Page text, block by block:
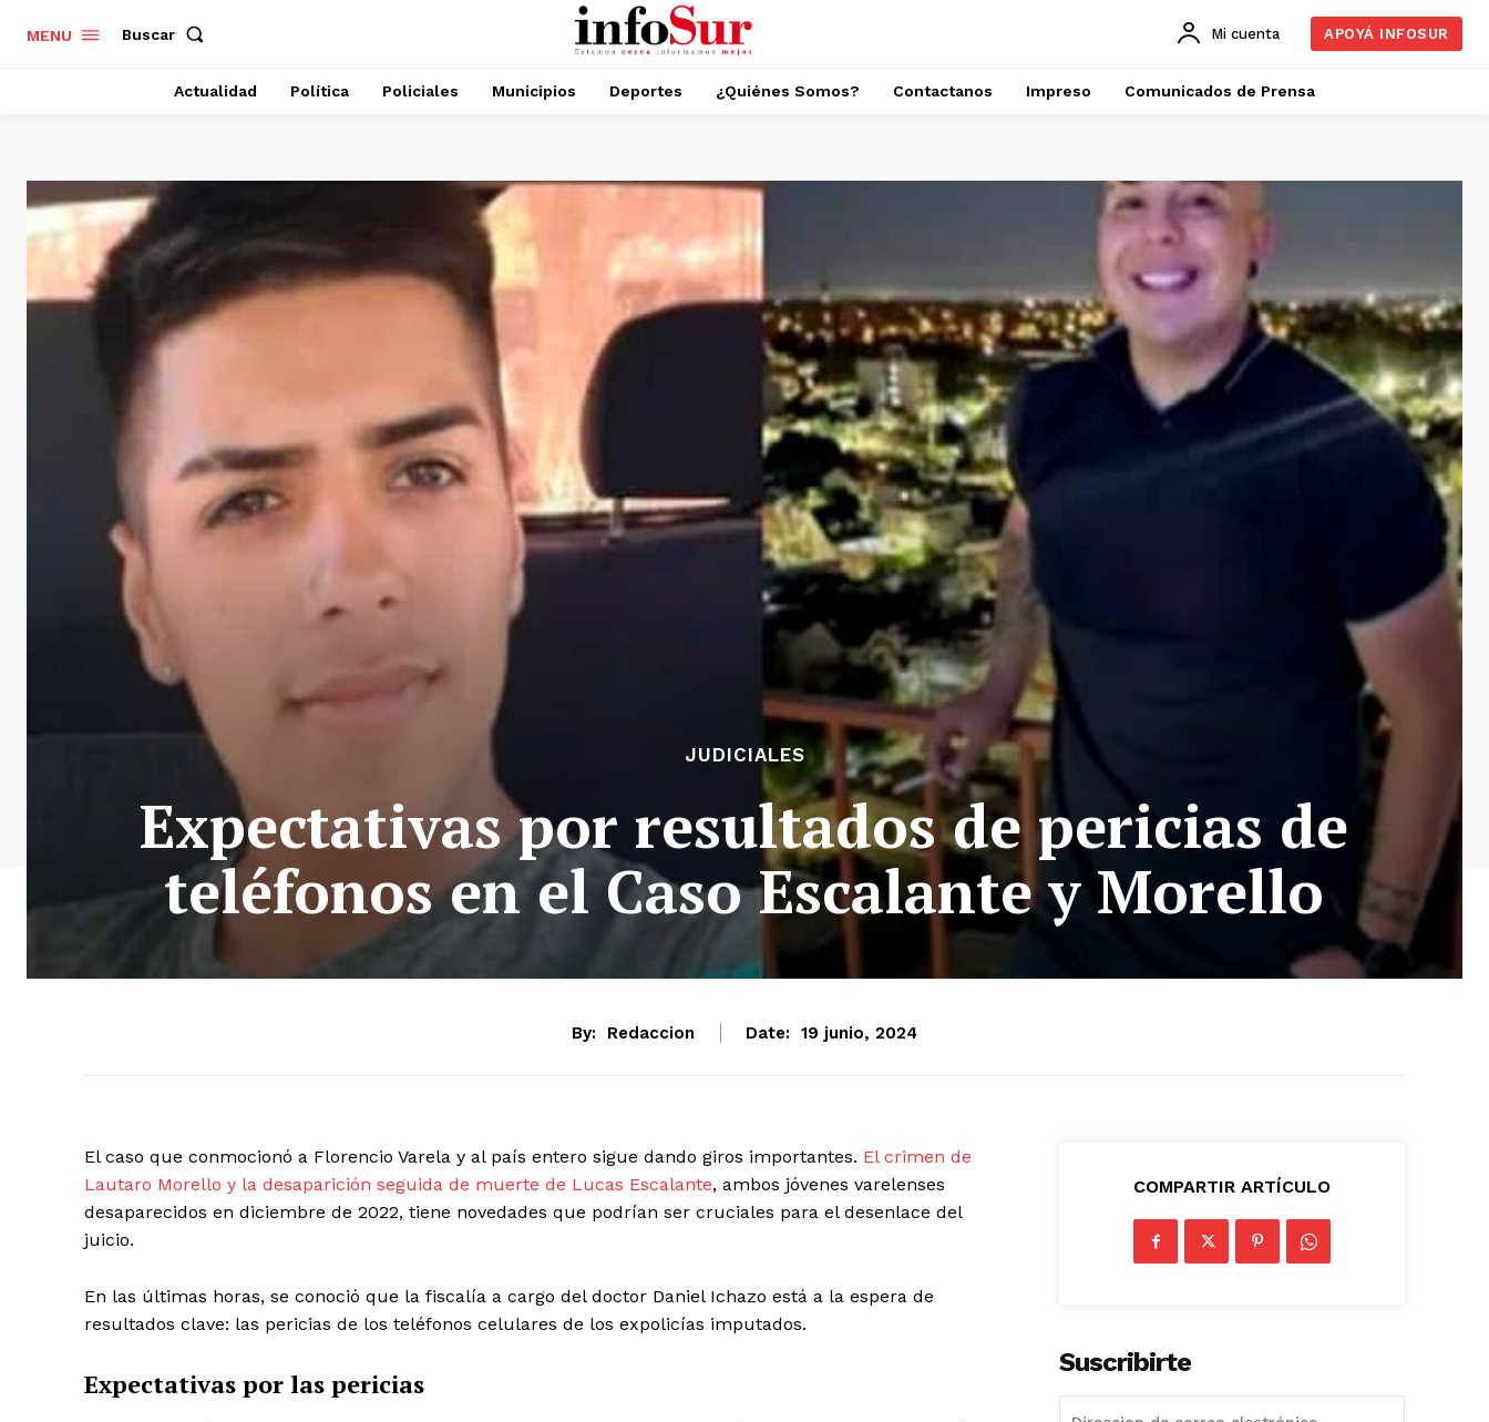
MENU Buscar Mi cuenta APOYÁ INFOSUR
Actualidad Política Policiales Municipios Deportes ¿Quiénes Somos? Contactanos Impreso Comunicados de Prensa
JUDICIALES
Expectativas por resultados de pericias de
teléfonos en el Caso Escalante y Morello
By: Redaccion Date: 19 junio, 2024
El caso que conmocionó a Florencio Varela y al país entero sigue dando giros importantes. El crimen de
Lautaro Morello y la desaparición seguida de muerte de Lucas Escalante, ambos jóvenes varelenses
desaparecidos en diciembre de 2022, tiene novedades que podrían ser cruciales para el desenlace del
juicio.
En las últimas horas, se conoció que la fiscalía a cargo del doctor Daniel Ichazo está a la espera de
resultados clave: las pericias de los teléfonos celulares de los expolicías imputados.
Expectativas por las pericias
COMPARTIR ARTÍCULO
Suscribirte